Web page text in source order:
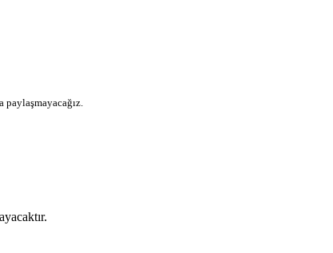
paylaşmayacağız.